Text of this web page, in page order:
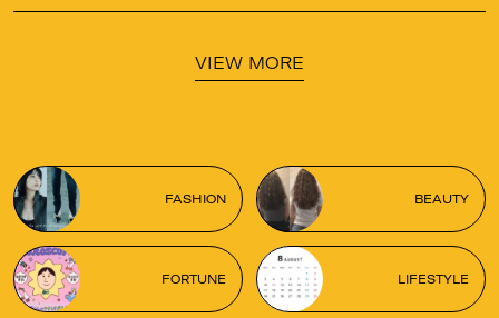
VIEW MORE
FASHION BEAUTY
FORTUNE LIFESTYLE